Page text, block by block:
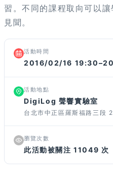
習。不同的課程取向可以
見聞。
活動時間
2016/02/16
活動地點
DigiLog 聲響實驗室
台北市中正區羅斯福路三
瀏覽次數
此活動被關注 11049 次